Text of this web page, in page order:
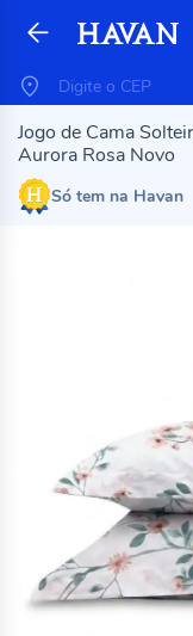
Jogo de Cama
Aurora Rosa Novo
Só tem na Havan